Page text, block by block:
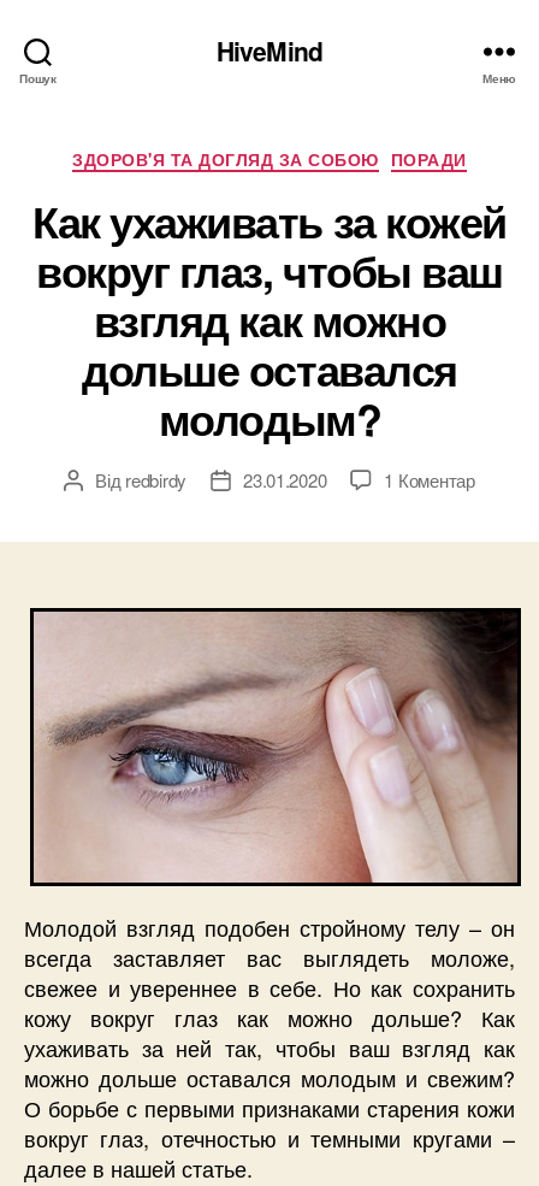
Пошук
HiveMind
Меню
Категорії
ЗДОРОВ'Я ТА ДОГЛЯД ЗА СОБОЮ ПОРАДИ
Как ухаживать за кожей
вокруг глаз, чтобы ваш
взгляд как можно
дольше оставался
молодым?
Автор
Від redbirdy
Дата23.01.2020 1 Коментардо
вокруг
глаз,
чтобы
ваш
взгляд
как
можно
дольше
Молодой взгляд подобен стройному телу – он
всегда заставляет вас выглядеть моложе,
свежее и увереннее в себе. Но как сохранить
кожу вокруг глаз как можно дольше? Как
ухаживать за ней так, чтобы ваш взгляд как
можно дольше оставался молодым и свежим?
О борьбе с первыми признаками старения кожи
вокруг глаз, отечностью и темными кругами –
далее в нашей статье.